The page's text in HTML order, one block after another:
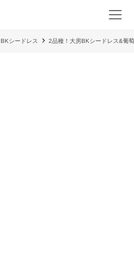
BKシードレス 2品種！大房BKシードレス&葡